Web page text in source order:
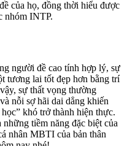
của họ, đồng thời hiểu được
nhóm INTP.
người đề cao tính hợp lý, sự
tương lai tốt đẹp hơn bằng trí
sự thất vọng thường
nỗi sợ hãi dai dẳng khiến
khó trở thành hiện thực.
tiềm năng đặc biệt của
nhân MBTI của bản thân